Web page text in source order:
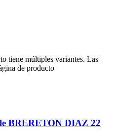
tiene múltiples variantes. Las
de producto
BRERETON DIAZ 22